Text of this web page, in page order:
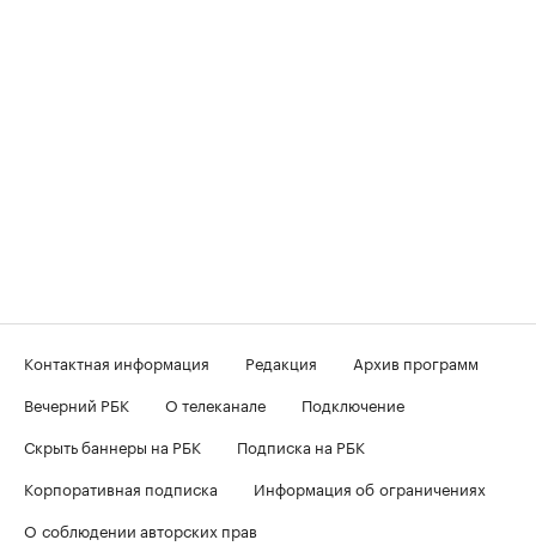
Контактная информация Редакция
Архив программ
Вечерний РБК
О телеканале
Подключение
Скрыть баннеры на РБК
Подписка на РБК
Корпоративная подписка
Информация об ограничениях
О соблюдении авторских прав